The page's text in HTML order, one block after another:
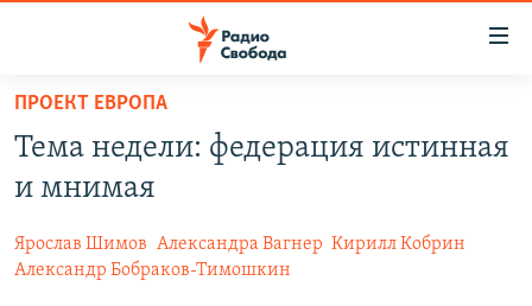
упрощенного
доступа
основному
содержанию
ПОДКАСТЫ
ЦИТАТЫ СВОБОДЫ
ПРОЕКТ ЕВРОПА
Тема недели: федерация истинная
и мнимая
Ярослав Шимов Александра Вагнер Кирилл Кобрин
Александр Бобраков-Тимошкин